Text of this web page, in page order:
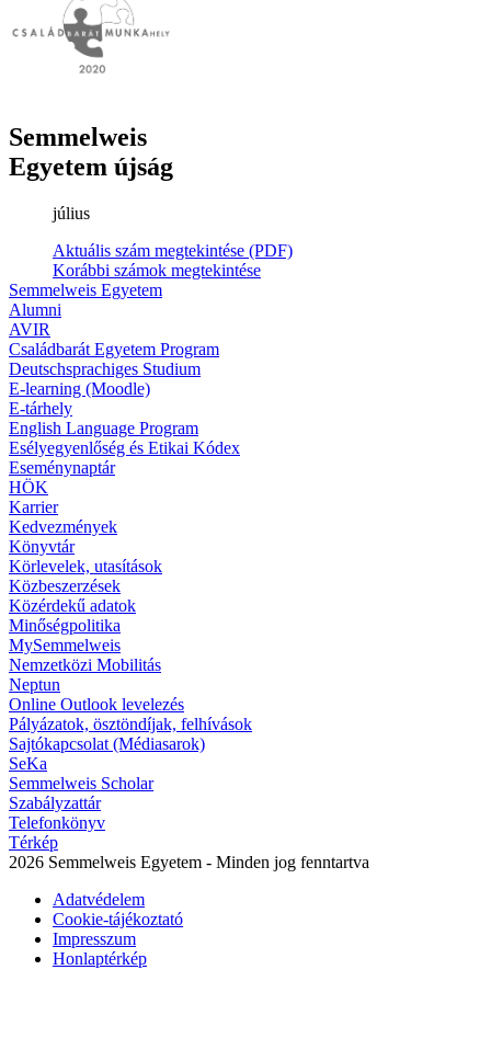
Semmelweis
Egyetem újság
július
Aktuális szám megtekintése (PDF)
Korábbi számok megtekintése
Semmelweis Egyetem
Alumni
AVIR
Családbarát Egyetem Program
Deutschsprachiges Studium
E-learning (Moodle)
E-tárhely
English Language Program
Esélyegyenlőség és Etikai Kódex
Eseménynaptár
HÖK
Karrier
Kedvezmények
Könyvtár
Körlevelek, utasítások
Közbeszerzések
Közérdekű adatok
Minőségpolitika
MySemmelweis
Nemzetközi Mobilitás
Neptun
Online Outlook levelezés
Pályázatok, ösztöndíjak, felhívások
Sajtókapcsolat (Médiasarok)
SeKa
Semmelweis Scholar
Szabályzattár
Telefonkönyv
Térkép
2026 Semmelweis Egyetem - Minden jog fenntartva
Adatvédelem
Cookie-tájékoztató
Impresszum
Honlaptérkép